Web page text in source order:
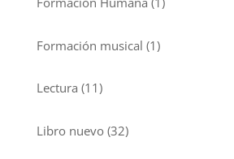
Formación musical (1)
Lectura (11)
Libro nuevo(32)